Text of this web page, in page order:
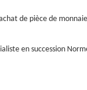
de pièce de
en succession